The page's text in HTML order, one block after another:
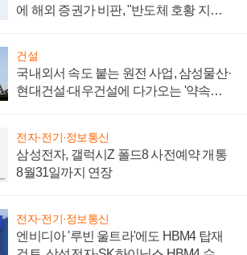
에 해외 증권가 비판, "반도체 호황 지속
건설
국내외서 속도 붙는 원전 사업, 삼성물산·
현대건설·대우건설에 다가오는 '약속의
전자·전기·정보통신
삼성전자, 갤럭시Z 폴드8 사전예약 개통
8월31일까지 연장
전자·전기·정보통신
엔비디아 '루빈 울트라'에도 HBM4 탑재